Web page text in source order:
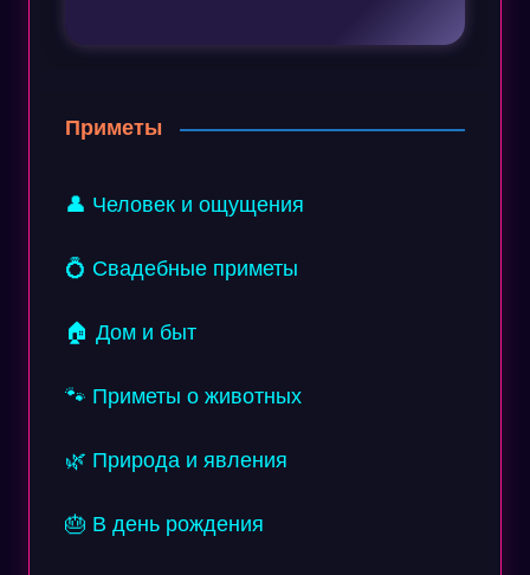
Приметы
👤 Человек и ощущения
💍 Свадебные приметы
🏠 Дом и быт
🐾 Приметы о животных
🌿 Природа и явления
🎂 В день рождения